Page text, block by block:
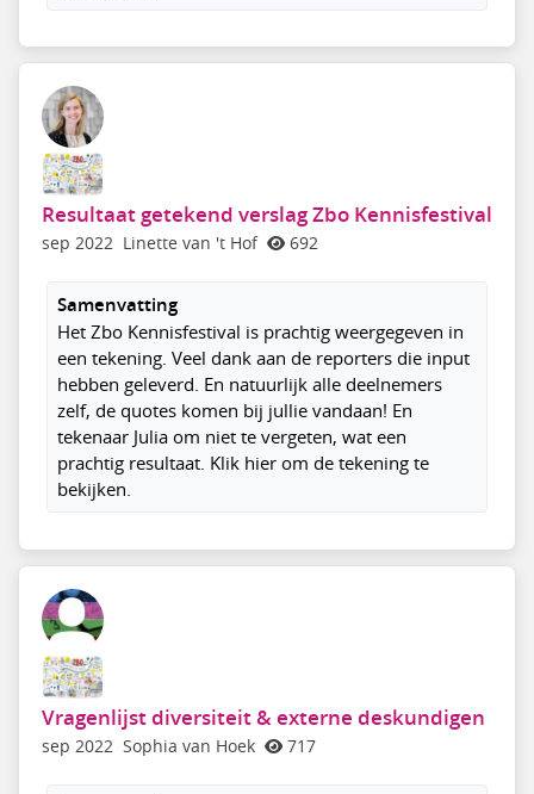
Resultaat getekend verslag Zbo Kennisfestival
sep 2022 Linette van 't Hof 692
Samenvatting
Het Zbo Kennisfestival is prachtig weergegeven in
een tekening. Veel dank aan de reporters die input
hebben geleverd. En natuurlijk alle deelnemers
zelf, de quotes komen bij jullie vandaan! En
tekenaar Julia om niet te vergeten, wat een
prachtig resultaat. Klik hier om de tekening te
bekijken.
Vragenlijst diversiteit & externe deskundigen
sep 2022 Sophia van Hoek 717